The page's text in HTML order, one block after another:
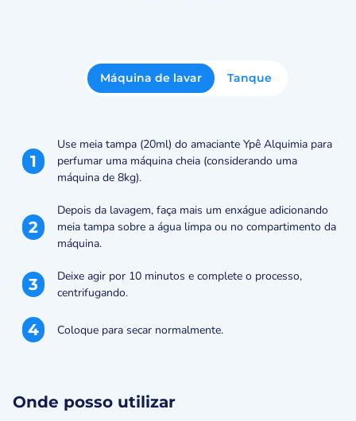
Máquina de lavar Tanque
1
Use meia tampa (20ml) do amaciante Ypê Alquimia para
perfumar uma máquina cheia (considerando uma
máquina de 8kg).
2
Depois da lavagem, faça mais um enxágue adicionando
meia tampa sobre a água limpa ou no compartimento da
máquina.
3
Deixe agir por 10 minutos e complete o processo,
centrifugando.
4 Coloque para secar normalmente.
Onde posso utilizar